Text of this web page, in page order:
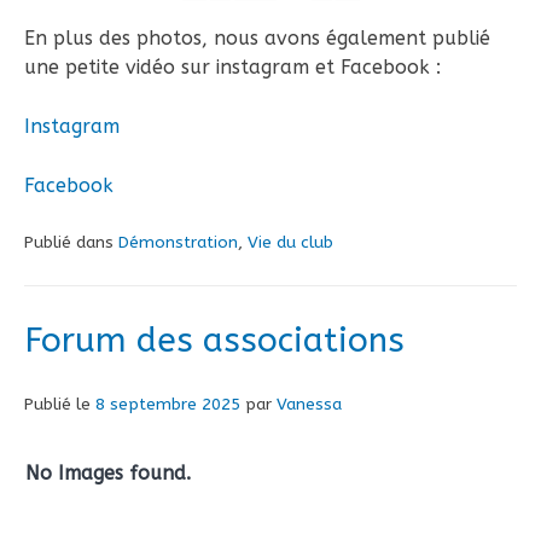
En plus des photos, nous avons également publié
une petite vidéo sur instagram et Facebook :
Instagram
Facebook
Publié dans Démonstration, Vie du club
Forum des associations
Publié le 8 septembre 2025 par Vanessa
No Images found.